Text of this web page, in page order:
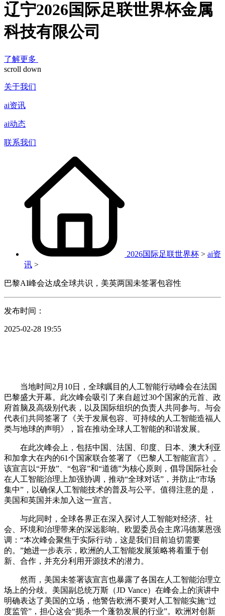
辽宁2026国际足联世界杯金属
科技有限公司
了解更多
scroll down
关于我们
ai资讯
ai动态
联系我们
2026国际足联世界杯 > ai资
讯 >
巴黎AI峰会达成全球共识，美英两国未签署包容性
发布时间：
2025-02-28 19:55
当地时间2月10日，全球瞩目的人工智能行动峰会在法国
巴黎盛大开幕。此次峰会吸引了来自超过30个国家的元首、政
府首脑及高级别代表，以及国际组织的负责人共同参与。与会
代表们共同签署了《关于发展包容、可持续的人工智能造福人
类与地球的声明》，旨在推动全球人工智能的和谐发展。
在此次峰会上，包括中国、法国、印度、日本、澳大利亚
和加拿大在内的61个国家联合签署了《巴黎人工智能宣言》。
该宣言以“开放”、“包容”和“道德”为核心原则，倡导国际社会
在人工智能治理上加强协调，推动“全球对话”，并防止“市场
集中”，以确保人工智能技术的普及与公平。值得注意的是，
美国和英国并未加入这一宣言。
与此同时，全球各界正在深入探讨人工智能对经济、社
会、环境和治理带来的深远影响。欧盟委员会主席冯德莱恩强
调：“本次峰会聚焦于实际行动，这是我们目前迫切需要
的。”她进一步表示，欧洲的人工智能发展策略将着重于创
新、合作，并充分利用开源技术的潜力。
然而，美国未签署该宣言也暴露了各国在人工智能治理立
场上的分歧。美国副总统万斯（JD Vance）在峰会上的演讲中
明确表达了美国的立场，他警告欧洲不要对人工智能实施“过
度监管”，担心这会“扼杀一个蓬勃发展的行业”。欧洲对创新